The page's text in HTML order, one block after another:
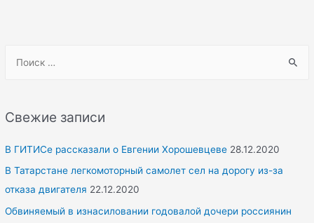
r
h
f
o
r
Свежие записи
В ГИТИСе рассказали о Евгении Хорошевцеве 28.12.2020
В Татарстане легкомоторный самолет сел на дорогу из-за
отказа двигателя 22.12.2020
Обвиняемый в изнасиловании годовалой дочери россиянин